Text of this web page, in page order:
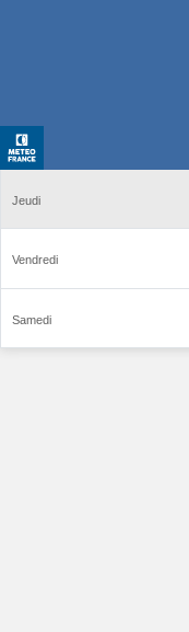
Jeudi
Vendredi
Samedi